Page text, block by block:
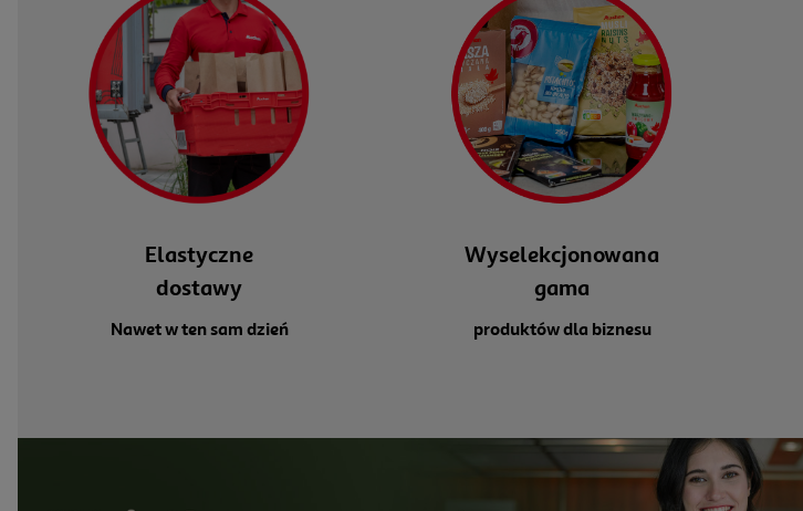
Elastyczne
dostawy
Nawet w ten sam dzień
Wyselekcjonowana
gama
produktów dla biznesu